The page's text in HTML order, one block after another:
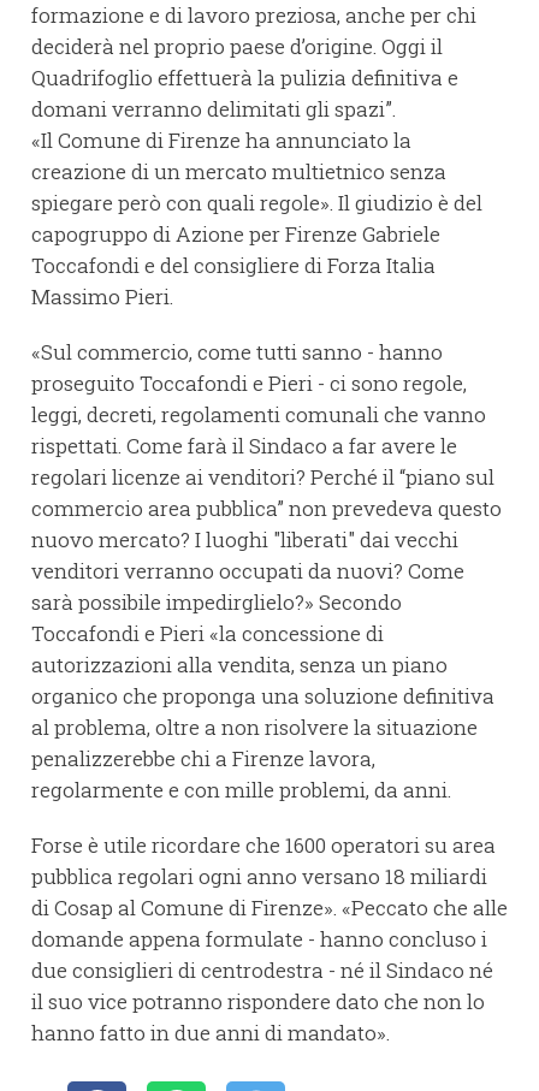
formazione e di lavoro preziosa, anche per chi
deciderà nel proprio paese d’origine. Oggi il
Quadrifoglio effettuerà la pulizia definitiva e
domani verranno delimitati gli spazi”.
«Il Comune di Firenze ha annunciato la
creazione di un mercato multietnico senza
spiegare però con quali regole». Il giudizio è del
capogruppo di Azione per Firenze Gabriele
Toccafondi e del consigliere di Forza Italia
Massimo Pieri.
«Sul commercio, come tutti sanno - hanno
proseguito Toccafondi e Pieri - ci sono regole,
leggi, decreti, regolamenti comunali che vanno
rispettati. Come farà il Sindaco a far avere le
regolari licenze ai venditori? Perché il “piano sul
commercio area pubblica” non prevedeva questo
nuovo mercato? I luoghi "liberati" dai vecchi
venditori verranno occupati da nuovi? Come
sarà possibile impedirglielo?» Secondo
Toccafondi e Pieri «la concessione di
autorizzazioni alla vendita, senza un piano
organico che proponga una soluzione definitiva
al problema, oltre a non risolvere la situazione
penalizzerebbe chi a Firenze lavora,
regolarmente e con mille problemi, da anni.
Forse è utile ricordare che 1600 operatori su area
pubblica regolari ogni anno versano 18 miliardi
di Cosap al Comune di Firenze». «Peccato che alle
domande appena formulate - hanno concluso i
due consiglieri di centrodestra - né il Sindaco né
il suo vice potranno rispondere dato che non lo
hanno fatto in due anni di mandato».